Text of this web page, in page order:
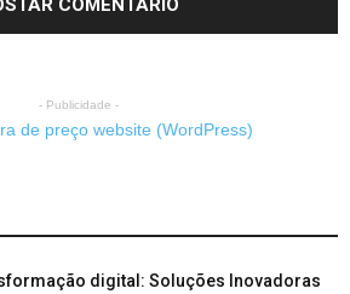
- Publicidade -
digital: Soluções Inovadoras